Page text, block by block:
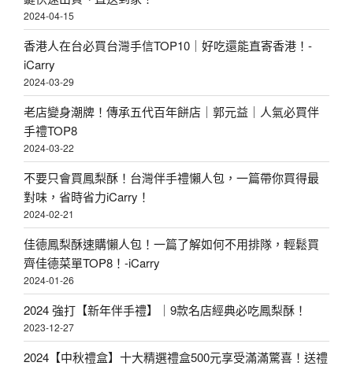
2024-04-15
香港人在台必買台灣手信TOP10｜好吃還能直寄香港！-
iCarry
2024-03-29
老店變身潮牌！傳承五代百年餅店｜郭元益｜人氣必買伴
手禮TOP8
2024-03-22
不要只會買鳳梨酥！台灣伴手禮懶人包，一篇帶你買得最
對味，省時省力iCarry！
2024-02-21
佳德鳳梨酥速購懶人包！一篇了解如何不用排隊，輕鬆買
齊佳德菜單TOP8！-iCarry
2024-01-26
2024 強打【新年伴手禮】｜9款名店經典必吃鳳梨酥！
2023-12-27
2024【中秋禮盒】十大精選禮盒500元享受滿滿驚喜！送禮